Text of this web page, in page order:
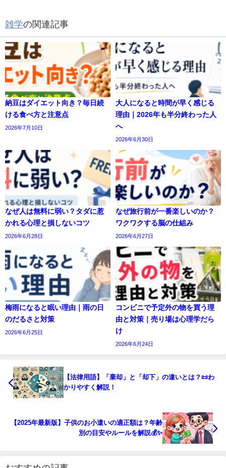
雑学の関連記事
納豆はダイエット向き？毎日続
ける食べ方と注意点
2026年7月10日
大人になると時間が早く感じる
理由｜2026年も半分終わった人
へ
2026年6月30日
なぜ人は無料に弱い？タダに惹
かれる心理と損しないコツ
2026年6月28日
なぜ旅行前が一番楽しいのか？
ワクワクする脳の仕組み
2026年6月27日
梅雨になると眠い理由｜雨の日
のだるさと対策
2026年6月25日
コンビニで予定外の物を買う理
由と対策｜売り場は心理学だら
け
2026年6月24日
【法律用語】「棄却」と「却下」の違いとは？📜わ
かりやすく解説！
【2025年最新版】子供のお小遣いの適正額は？年齢
別の目安やルールを解説💰✨